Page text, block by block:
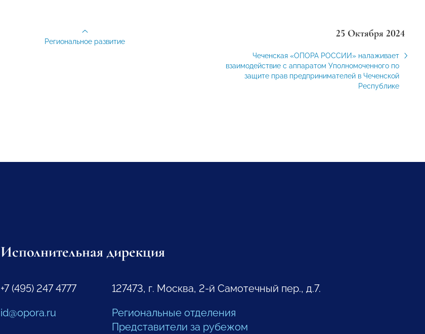
25 Октября 2024
Чеченская «ОПОРА РОССИИ» налаживает
взаимодействие с аппаратом Уполномоченного по
защите прав предпринимателей в Чеченской
Республике
Региональное развитие
Исполнительная дирекция
+7 (495) 247 4777
id@opora.ru
127473, г. Москва, 2-й Самотечный пер., д.7.
Региональные отделения
Представители за рубежом